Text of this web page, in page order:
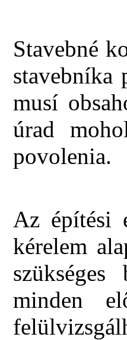
Stavebné
stavebníka
musí
úrad
povolenia.
Az építési
kérelem
minden